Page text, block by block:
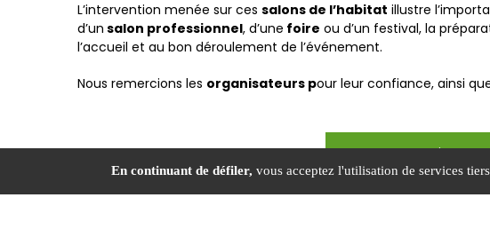
L’intervention menée sur ces salons de l’habitat illustre
d’un salon professionnel, d’une foire ou d’un festival, la
l’accueil et au bon déroulement de l’événement.
Nous remercions les organisateurs pour leur confiance, ainsi
Vous organisez
En continuant de défiler, vous acceptez l'utilisation de services